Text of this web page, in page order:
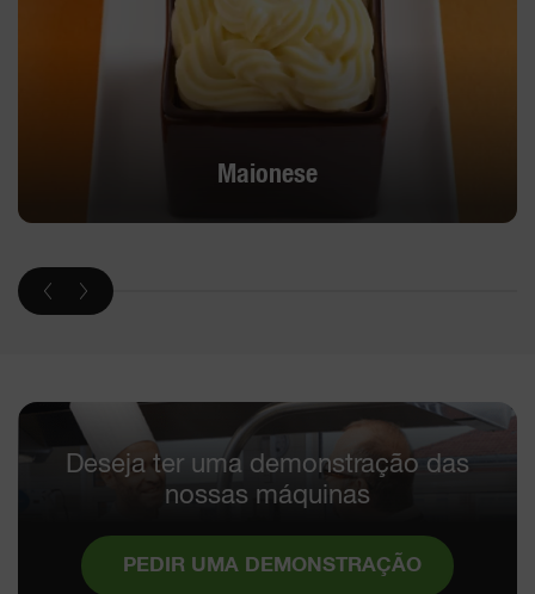
Maionese
Deseja ter uma demonstração das
nossas máquinas
PEDIR UMA DEMONSTRAÇÃO